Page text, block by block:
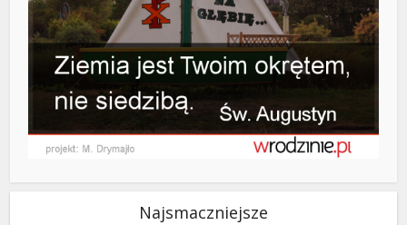
Najsmaczniejsze